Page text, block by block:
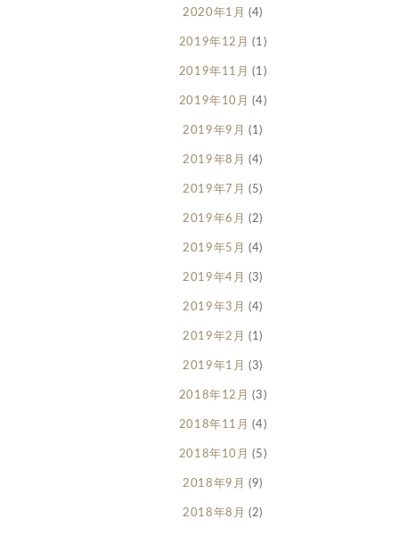
2020年1月 (4)
2019年12月 (1)
2019年11月 (1)
2019年10月 (4)
2019年9月 (1)
2019年8月 (4)
2019年7月 (5)
2019年6月 (2)
2019年5月 (4)
2019年4月 (3)
2019年3月 (4)
2019年2月 (1)
2019年1月 (3)
2018年12月 (3)
2018年11月 (4)
2018年10月 (5)
2018年9月 (9)
2018年8月 (2)